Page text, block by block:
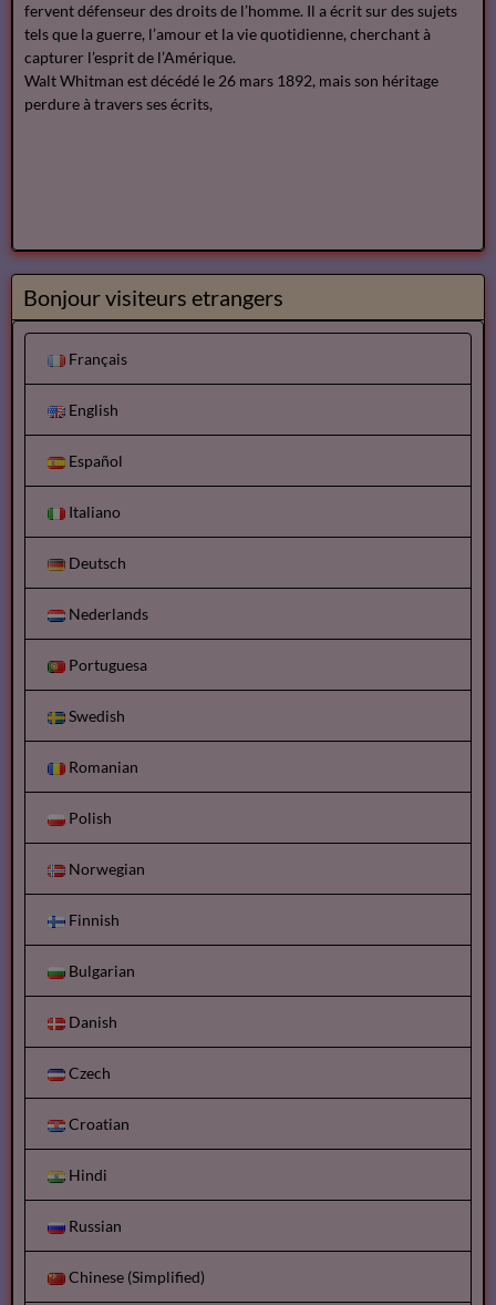
fervent défenseur des droits de l’homme. Il a écrit sur des sujets
tels que la guerre, l’amour et la vie quotidienne, cherchant à
capturer l’esprit de l’Amérique.
Walt Whitman est décédé le 26 mars 1892, mais son héritage
perdure à travers ses écrits,
Bonjour visiteurs etrangers
Français
English
Español
Italiano
Deutsch
Nederlands
Portuguesa
Swedish
Romanian
Polish
Norwegian
Finnish
Bulgarian
Danish
Czech
Croatian
Hindi
Russian
Chinese (Simplified)